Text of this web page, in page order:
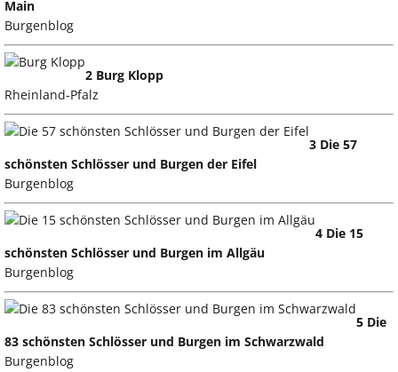
Main
Burgenblog
2 Burg Klopp
Rheinland-Pfalz
3 Die 57
schönsten Schlösser und Burgen der Eifel
Burgenblog
4 Die 15
schönsten Schlösser und Burgen im Allgäu
Burgenblog
5 Die
83 schönsten Schlösser und Burgen im Schwarzwald
Burgenblog